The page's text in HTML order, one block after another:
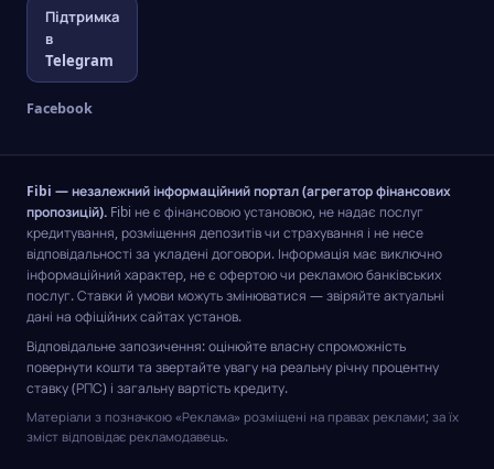
Підтримка
в
Telegram
Facebook
Fibi — незалежний інформаційний портал (агрегатор фінансових
пропозицій). Fibi не є фінансовою установою, не надає послуг
кредитування, розміщення депозитів чи страхування і не несе
відповідальності за укладені договори. Інформація має виключно
інформаційний характер, не є офертою чи рекламою банківських
послуг. Ставки й умови можуть змінюватися — звіряйте актуальні
дані на офіційних сайтах установ.
Відповідальне запозичення: оцінюйте власну спроможність
повернути кошти та звертайте увагу на реальну річну процентну
ставку (РПС) і загальну вартість кредиту.
Матеріали з позначкою «Реклама» розміщені на правах реклами; за їх
зміст відповідає рекламодавець.